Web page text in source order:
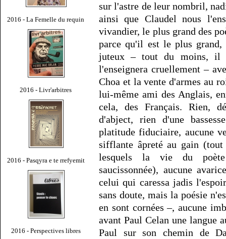
2016 - La Femelle du requin
2016 - Livr'arbitres
2016 - Pasqyra e te rrefyemit
2016 - Perspectives libres
sur l'astre de leur nombril,
ainsi que Claudel nous
vivandier, le plus grand des
parce qu'il est le plus grand,
juteux – tout du moins, il
l'enseignera cruellement –
Choa et la vente d'armes au
lui-même ami des Anglais,
cela, des Français. Rien,
d'abject, rien d'une
platitude fiduciaire, aucune
sifflante âpreté au gain
lesquels la vie du poète
saucissonnée), aucune
celui qui caressa jadis
sans doute, mais la poésie
en sont cornées –, aucune
avant Paul Celan une langue
Paul sur son chemin de